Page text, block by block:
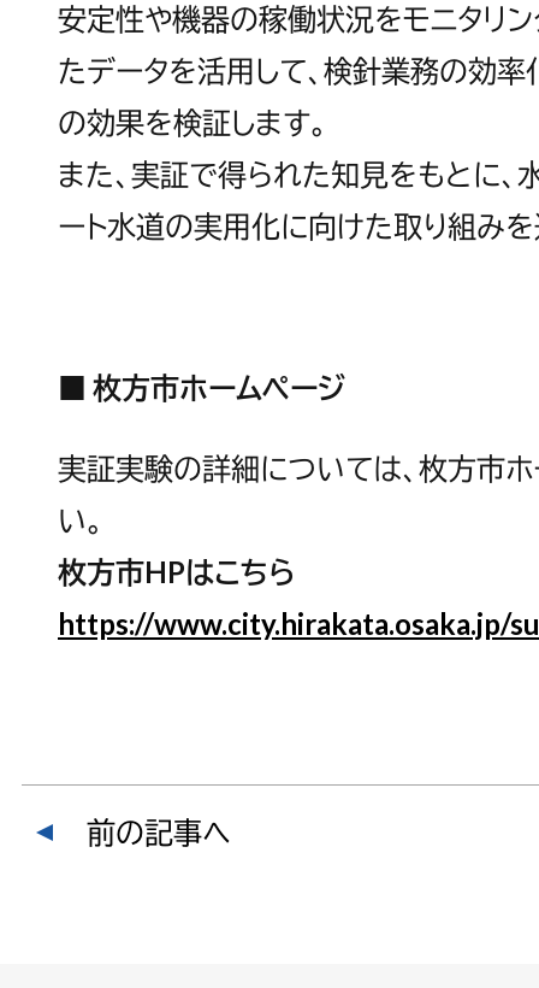
安定性や機器の稼働状況をモニタリン
たデータを活用して、検針業務の効
の効果を検証します。
また、実証で得られた知見をもとに
ート水道の実用化に向けた取り組み
■ 枚方市ホームページ
実証実験の詳細については、枚方市
い。
枚方市HPはこちら
https://www.city.hirakata.osaka.jp/
前の記事へ